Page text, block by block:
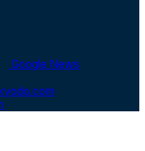
Google News